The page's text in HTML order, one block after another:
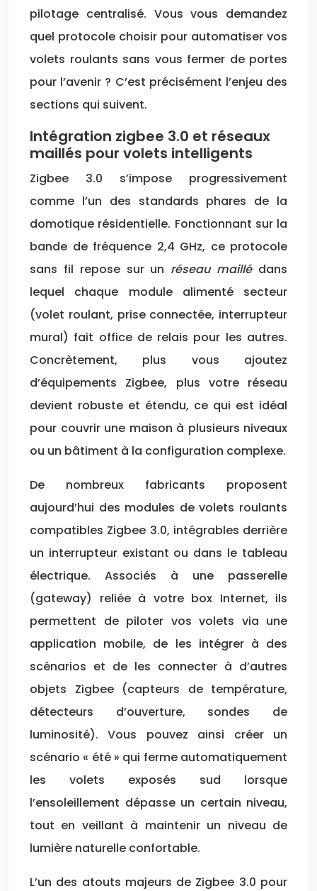
pilotage centralisé. Vous vous demandez
quel protocole choisir pour automatiser vos
volets roulants sans vous fermer de portes
pour l’avenir ? C’est précisément l’enjeu des
sections qui suivent.
Intégration zigbee 3.0 et réseaux
maillés pour volets intelligents
Zigbee 3.0 s’impose progressivement
comme l’un des standards phares de la
domotique résidentielle. Fonctionnant sur la
bande de fréquence 2,4 GHz, ce protocole
sans fil repose sur un réseau maillédans
lequel chaque module alimenté secteur
(volet roulant, prise connectée, interrupteur
mural) fait office de relais pour les autres.
Concrètement, plus vous ajoutez
d’équipements Zigbee, plus votre réseau
devient robuste et étendu, ce qui est idéal
pour couvrir une maison à plusieurs niveaux
ou un bâtiment à la configuration complexe.
De nombreux fabricants proposent
aujourd’hui des modules de volets roulants
compatibles Zigbee 3.0, intégrables derrière
un interrupteur existant ou dans le tableau
électrique. Associés à une passerelle
(gateway) reliée à votre box Internet, ils
permettent de piloter vos volets via une
application mobile, de les intégrer à des
scénarios et de les connecter à d’autres
objets Zigbee (capteurs de température,
détecteurs d’ouverture, sondes de
luminosité). Vous pouvez ainsi créer un
scénario « été » qui ferme automatiquement
les volets exposés sud lorsque
l’ensoleillement dépasse un certain niveau,
tout en veillant à maintenir un niveau de
lumière naturelle confortable.
L’un des atouts majeurs de Zigbee 3.0 pour